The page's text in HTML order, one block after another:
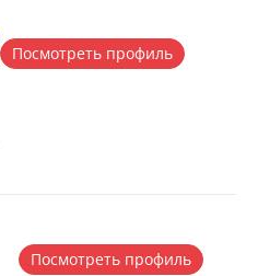
Посмотреть профиль
Посмотреть профиль